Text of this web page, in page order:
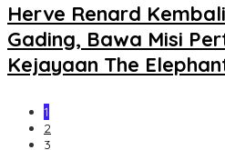
Herve Renard
Gading, Bawa Misi
Kejayaan The
1
2
3